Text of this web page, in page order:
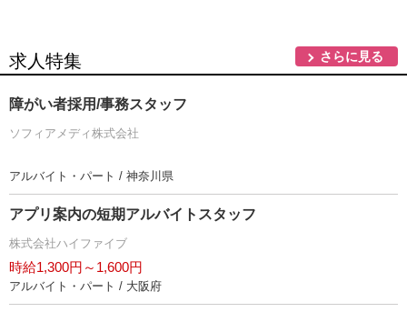
求人特集 さらに見る
障がい者採用/事務スタッフ
ソフィアメディ株式会社
アルバイト・パート / 神奈川県
アプリ案内の短期アルバイトスタッフ
株式会社ハイファイブ
時給1,300円～1,600円
アルバイト・パート / 大阪府